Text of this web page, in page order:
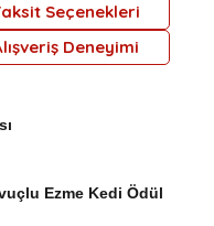
Seçenekleri
Deneyimi
Ezme Kedi Ödül